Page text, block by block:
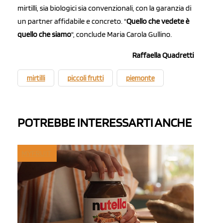
mirtilli, sia biologici sia convenzionali, con la garanzia di
un partner affidabile e concreto. "Quello che vedete è
quello che siamo", conclude Maria Carola Gullino.
Raffaella Quadretti
mirtilli piccoli frutti piemonte
POTREBBE INTERESSARTI ANCHE